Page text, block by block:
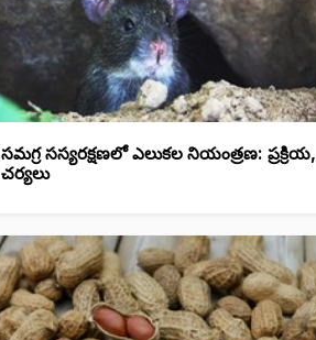
సమగ్ర సస్యరక్షణలో ఎలుకల నియంత్రణ: ప్రక్రియ,
చర్యలు